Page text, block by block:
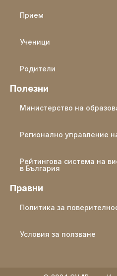
Прием
Ученици
Родители
Полезни
Министерство на
Регионално управление
Рейтингова система на
в България
Правни
Политика за
Условия за ползване